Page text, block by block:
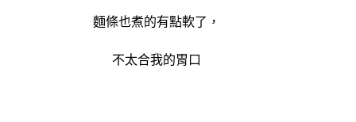
麵條也煮的有點軟了，
不太合我的胃口